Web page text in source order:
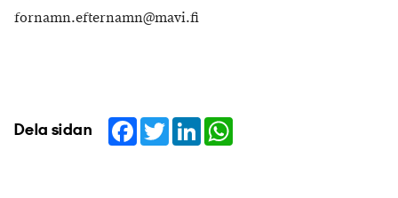
fornamn.efternamn@mavi.fi
Dela sidan Facebook
TwitterLinkedIn